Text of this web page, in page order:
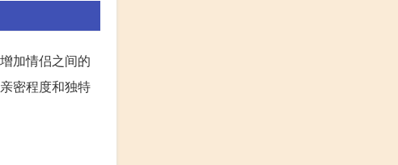
加情侣之间的
密程度和独特